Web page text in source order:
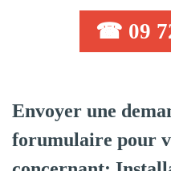
☎ 09
Envoyer une
forumulaire pour